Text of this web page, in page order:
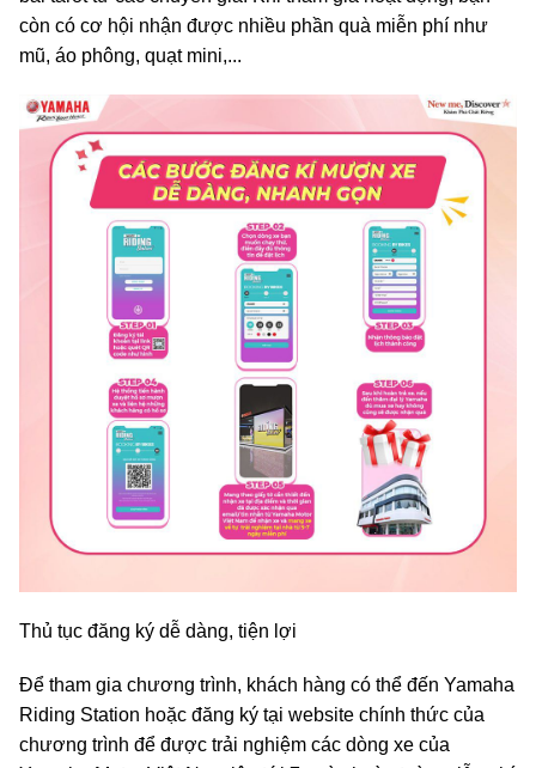
còn có cơ hội nhận được nhiều phần quà miễn phí như
mũ, áo phông, quạt mini,...
Thủ tục đăng ký dễ dàng, tiện lợi
Để tham gia chương trình, khách hàng có thể đến Yamaha
Riding Station hoặc đăng ký tại website chính thức của
chương trình để được trải nghiệm các dòng xe của